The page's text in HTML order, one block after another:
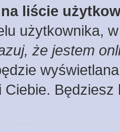
liście
użytkownika,
że jestem
Ciebie.